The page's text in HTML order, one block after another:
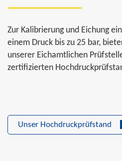
Zur Kalibrierung und Eichung
einem Druck bis zu 25 bar,
unserer Eichamtlichen
zertifizierten
Unser Hochdruckprüfstand